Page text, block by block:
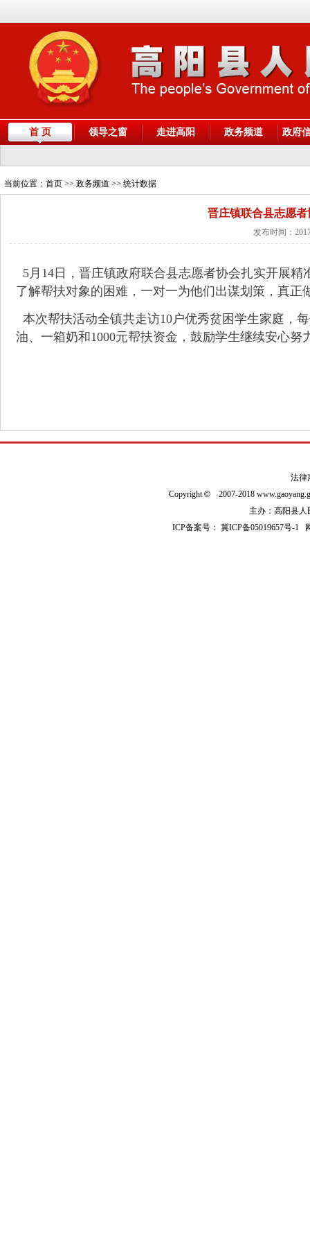
首 页 领导之窗 走进高阳 政务频道 政府
当前位置： 首页 >> 政务频道 >> 统计数据
晋庄镇联合县志愿
发布时间：
5月14日，晋庄镇政府联合县志愿者协会扎实开展
了解帮扶对象的困难，一对一为他们出谋划策，真
本次帮扶活动全镇共走访10户优秀贫困学生家庭，
油、一箱奶和1000元帮扶资金，鼓励学生继续安心努
法律
Copyright© 2007-2018
主办：高阳县人
ICP备案号：冀ICP备05019657号-1